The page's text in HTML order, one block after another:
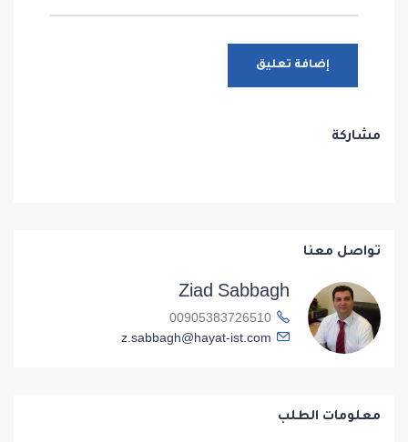
مشاركة
تواصل معنا
Ziad Sabbagh
z.sabbagh@hayat-ist.com
معلومات الطلب